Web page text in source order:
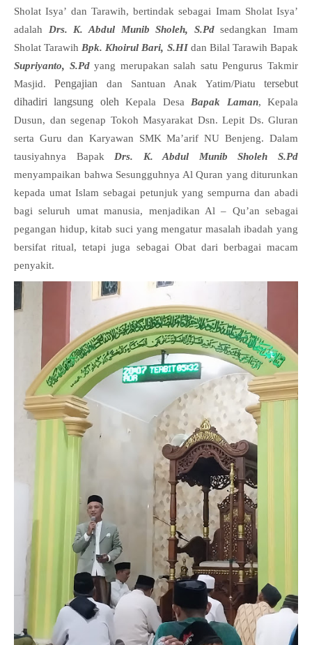
Sholat Isya’ dan Tarawih, bertindak sebagai Imam Sholat Isya’
adalah Drs. K. Abdul Munib Sholeh, S.Pdsedangkan Imam
Sholat Tarawih Bpk. Khoirul Bari, S.HIdan Bilal Tarawih Bapak
Supriyanto, S.Pdyang merupakan salah satu Pengurus Takmir
Masjid.Pengajian dan Santuan Anak Yatim/Piatutersebut
dihadiri langsung olehKepala Desa Bapak Laman, Kepala
Dusun, dan segenap Tokoh Masyarakat Dsn. Lepit Ds. Gluran
serta Guru dan Karyawan SMK Ma’arif NU Benjeng. Dalam
tausiyahnya Bapak Drs. K. Abdul Munib Sholeh S.Pd
menyampaikan bahwa Sesungguhnya Al Quran yang diturunkan
kepada umat Islam sebagai petunjuk yang sempurna dan abadi
bagi seluruh umat manusia, menjadikan Al – Qu’an sebagai
pegangan hidup, kitab suci yang mengatur masalah ibadah yang
bersifat ritual, tetapi juga sebagai Obat dari berbagai macam
penyakit.